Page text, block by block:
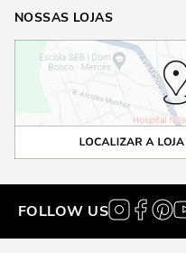
NOSSAS LOJAS
FOLLOW US